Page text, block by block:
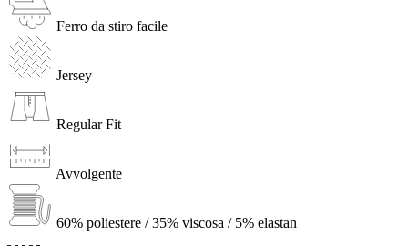
Ferro da stiro facile
Jersey
Regular Fit
Avvolgente
60% poliestere / 35% viscosa / 5% elastan